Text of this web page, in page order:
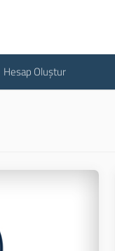
Hesap Oluştur